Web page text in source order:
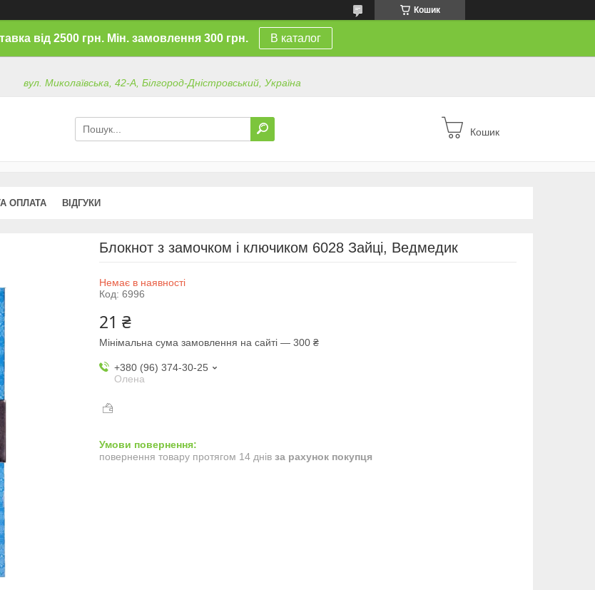
Кошик
від 2500 грн. Мін. замовлення 300 грн. В каталог
вул. Миколаївська, 42-А, Білгород-Дністровський, Україна
Кошик
ОПЛАТА ВІДГУКИ
Блокнот з замочком і ключиком 6028 Зайці, Ведмедик
Немає в наявності
Код: 6996
21 ₴
Мінімальна сума замовлення на сайті — 300 ₴
+380 (96) 374-30-25
Олена
повернення товару протягом 14 днів за рахунок покупця